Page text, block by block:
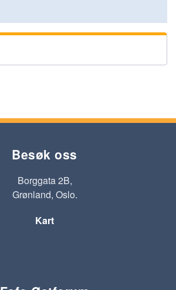
Besøk oss
Borggata 2B,
Grønland, Oslo.
Kart